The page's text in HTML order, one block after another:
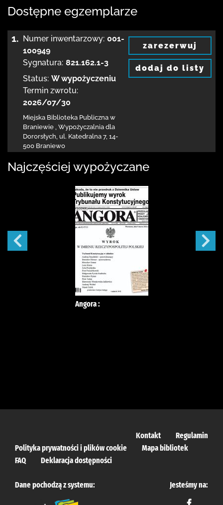
Dostępne egzemplarze
1. Numer inwentarzowy: 001-
100949
Sygnatura: 821.162.1-3
Status: W wypożyczeniu
Termin zwrotu:
2026/07/30
Miejska Biblioteka Publiczna w
Braniewie Wypożyczalnia dla
Dororsłych, ul. Katedralna 7, 14-
500 Braniewo
zarezerwuj
dodaj do listy
Najczęściej wypożyczane
Angora :
Kontakt
Regulamin
Polityka prywatności i plików cookie
Mapa bibliotek
FAQ
Deklaracja dostępności
Dane pochodzą z systemu: Jesteśmy na: